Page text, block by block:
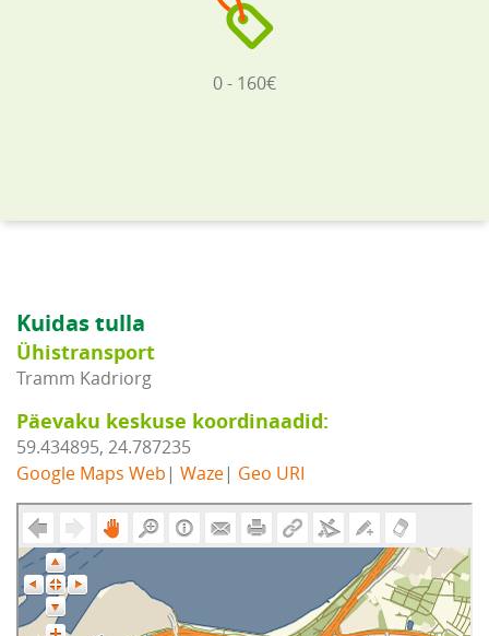
0 - 160€
Kuidas tulla
Ühistransport
Tramm Kadriorg
Päevaku keskuse koordinaadid:
59.434895, 24.787235
Google Maps Web | Waze| Geo URI